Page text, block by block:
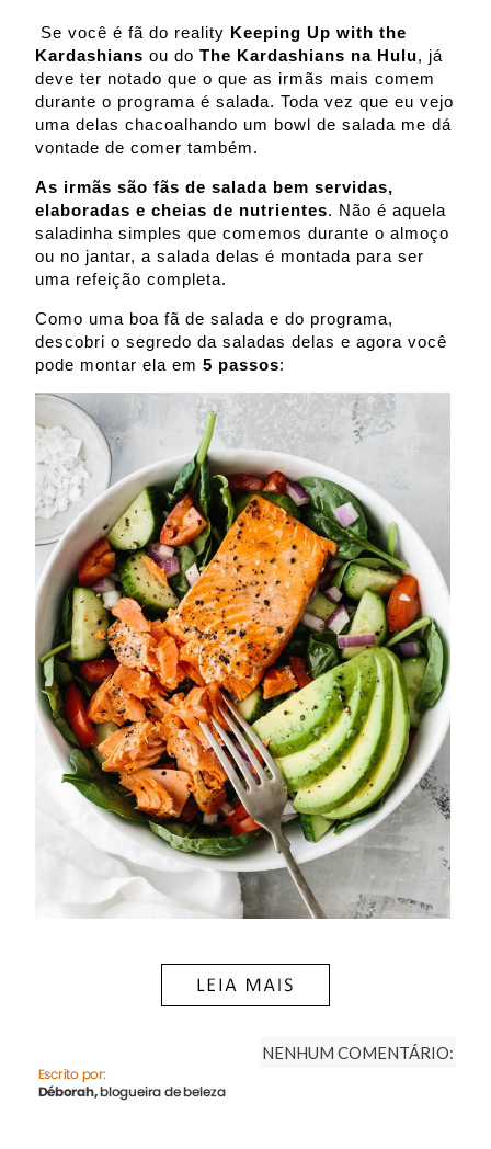
Se você é fã do reality Keeping Up with the
Kardashians ou do The Kardashians na Hulu, já
deve ter notado que o que as irmãs mais comem
durante o programa é salada. Toda vez que eu vejo
uma delas chacoalhando um bowl de salada me dá
vontade de comer também.
As irmãs são fãs de salada bem servidas,
elaboradas e cheias de nutrientes. Não é aquela
saladinha simples que comemos durante o almoço
ou no jantar, a salada delas é montada para ser
uma refeição completa.
Como uma boa fã de salada e do programa,
descobri o segredo da saladas delas e agora você
pode montar ela em 5 passos:
NENHUM COMENTÁRIO: